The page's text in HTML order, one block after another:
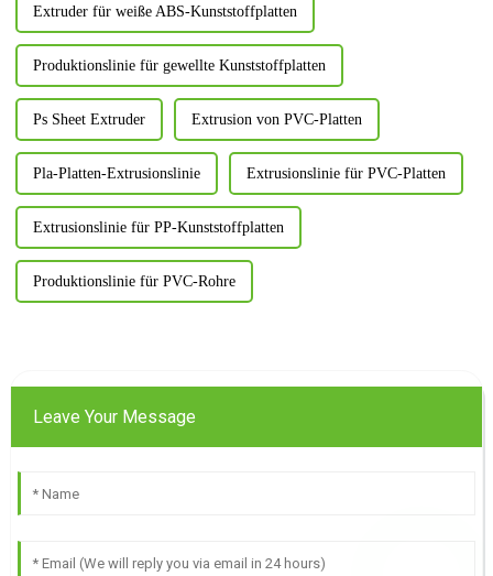
Extruder für weiße ABS-Kunststoffplatten
Produktionslinie für gewellte Kunststoffplatten
Ps Sheet Extruder Extrusion von PVC-Platten
Pla-Platten-Extrusionslinie Extrusionslinie für PVC-Platten
Extrusionslinie für PP-Kunststoffplatten
Produktionslinie für PVC-Rohre
Leave Your Message